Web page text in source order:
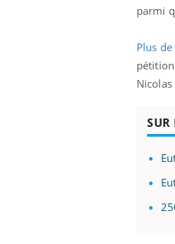
parmi
Plus
SUR